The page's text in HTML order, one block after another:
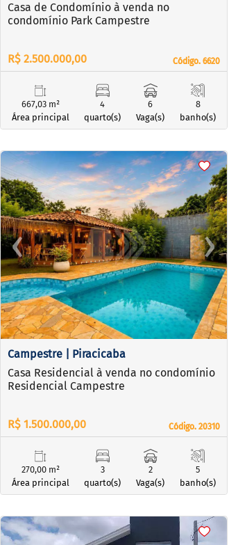
Código. 6620
Código. 6620
Casa de Condomínio à venda no
condomínio Park Campestre
R$ 2.500.000,00
667,03 m²
Área principal
4
quarto(s)
6
Vaga(s)
8
banho(s)
<<<<
‹Previous ›Next
Campestre | Piracicaba
Código. 20310
Código. 20310
Casa Residencial à venda no condomínio
Residencial Campestre
R$ 1.500.000,00
270,00 m²
Área principal
3
quarto(s)
2
Vaga(s)
5
banho(s)
<<<<